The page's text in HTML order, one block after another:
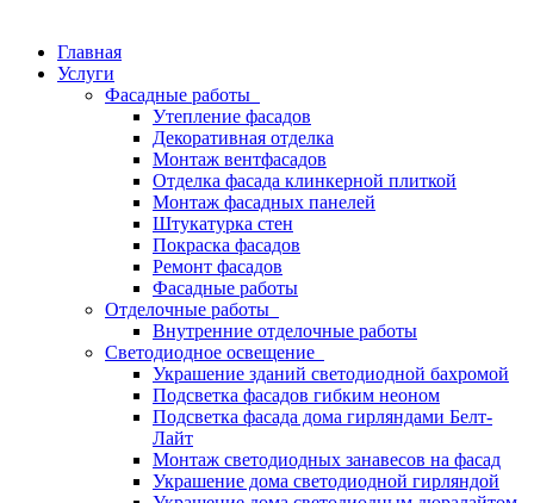
Главная
Услуги
Фасадные работы
Утепление фасадов
Декоративная отделка
Монтаж вентфасадов
Отделка фасада клинкерной плиткой
Монтаж фасадных панелей
Штукатурка стен
Покраска фасадов
Ремонт фасадов
Фасадные работы
Отделочные работы
Внутренние отделочные работы
Светодиодное освещение
Украшение зданий светодиодной бахромой
Подсветка фасадов гибким неоном
Подсветка фасада дома гирляндами Белт-
Лайт
Монтаж светодиодных занавесов на фасад
Украшение дома светодиодной гирляндой